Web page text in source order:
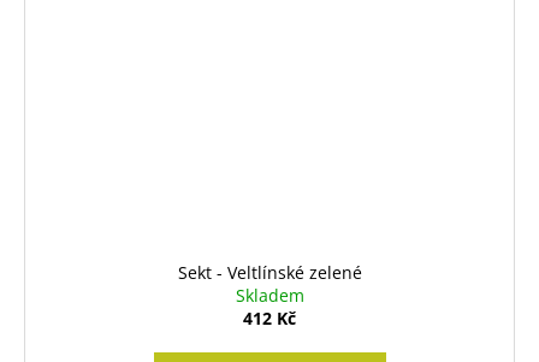
Sekt - Veltlínské zelené
Skladem
412 Kč